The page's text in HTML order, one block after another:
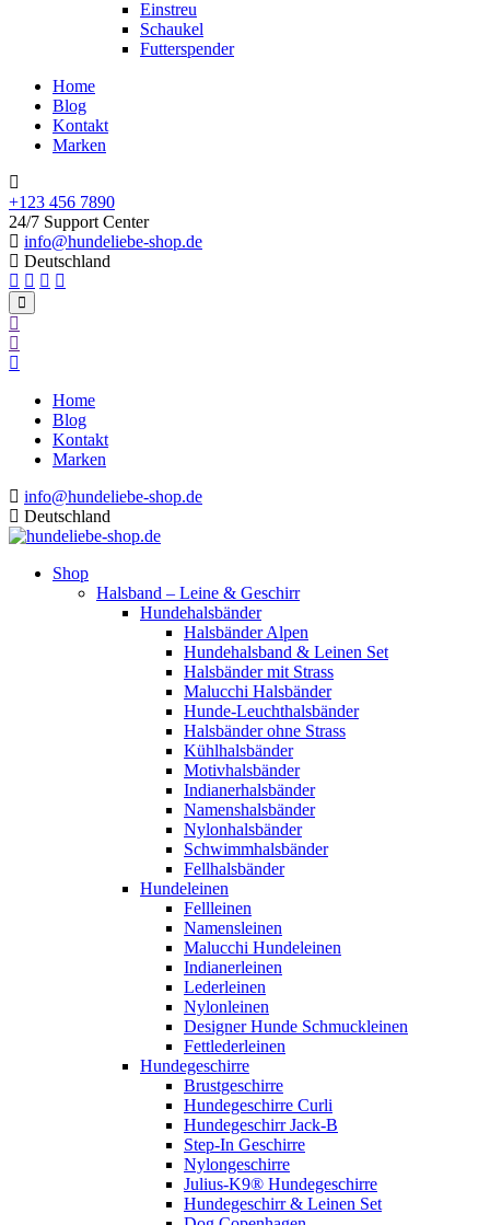
Einstreu
Schaukel
Futterspender
Home
Blog
Kontakt
Marken
+123 456 7890
24/7 Support Center
info@hundeliebe-shop.de
Deutschland
Home
Blog
Kontakt
Marken
info@hundeliebe-shop.de
Deutschland
Shop
Halsband – Leine & Geschirr
Hundehalsbänder
Halsbänder Alpen
Hundehalsband & Leinen Set
Halsbänder mit Strass
Malucchi Halsbänder
Hunde-Leuchthalsbänder
Halsbänder ohne Strass
Kühlhalsbänder
Motivhalsbänder
Indianerhalsbänder
Namenshalsbänder
Nylonhalsbänder
Schwimmhalsbänder
Fellhalsbänder
Hundeleinen
Fellleinen
Namensleinen
Malucchi Hundeleinen
Indianerleinen
Lederleinen
Nylonleinen
Designer Hunde Schmuckleinen
Fettlederleinen
Hundegeschirre
Brustgeschirre
Hundegeschirre Curli
Hundegeschirr Jack-B
Step-In Geschirre
Nylongeschirre
Julius-K9® Hundegeschirre
Hundegeschirr & Leinen Set